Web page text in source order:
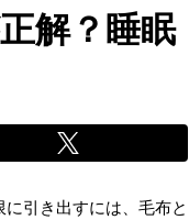
解？睡眠
引き出すには、毛布と